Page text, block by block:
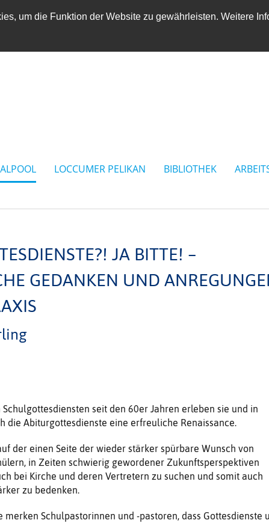
um die Funktion der Website zu gewährleisten. Weitere
LOCCUMER PELIKAN BIBLIOTHEK
JA BITTE! –
GEDANKEN UND
seit den 60er Jahren erleben sie und in
die Abiturgottesdienste eine erfreuliche Renaissance.
der einen Seite der wieder stärker spürbare Wunsch von
in Zeiten schwierig gewordener Zukunftsperspektiven
bei Kirche und deren Vertretern zu suchen und somit auch
zu bedenken.
merken Schulpastorinnen und -pastoren, dass Gottesdienste